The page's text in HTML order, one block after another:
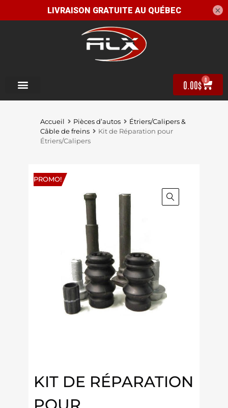
0.00$ 0
Accueil Pièces d’autos
Étriers/Calipers &
Câble de freins
Kit de Réparation pour
Étriers/Calipers
PROMO!
KIT DE RÉPARATION
×